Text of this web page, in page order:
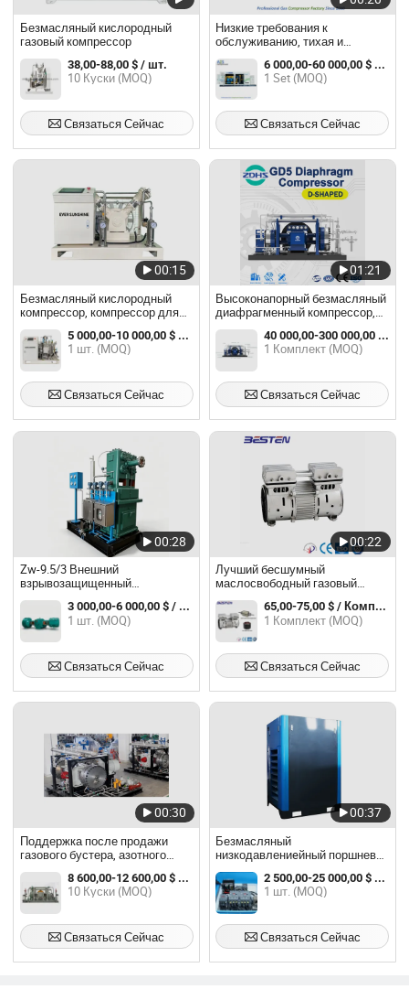
Безмасляный кислородный
газовый компрессор
38,00-88,00 $ / шт.
10 Куски (MOQ)
Связаться Сейчас
Низкие требования к
обслуживанию, тихая и
плавная работа 150bar
Безмасляный, высокопурный,
тяжелонагруженный
кислородный компрессор
6 000,00-60 000,00 $ / Set
1 Set (MOQ)
Связаться Сейчас
00:15
Безмасляный кислородный
компрессор, компрессор для
заполнения баллонов с
кислородом под высоким
давлением
5 000,00-10 000,00 $ / шт.
1 шт. (MOQ)
Связаться Сейчас
01:21
Высоконапорный безмасляный
диафрагменный компрессор,
гидравлический компрессор,
кислородный компрессор
40 000,00-300 000,00 $ / Комплект
1 Комплект (MOQ)
Связаться Сейчас
00:28
Zw-9.5/3 Внешний
взрывозащищенный
безмасляный кислородный
компрессор 9.5m3/Min 3.0MPa
110kw 3-Row 3-Stage для
промышленных газовых
заводов
3 000,00-6 000,00 $ / шт.
1 шт. (MOQ)
Связаться Сейчас
00:22
Лучший бесшумный
маслосвободный газовый
бустер кислородный
компрессор бустер азота
Компрессор 750W 1HP 12bar
AC380V/50Hz 220V-
240V/50Hz/60Hz
65,00-75,00 $ / Комплект
1 Комплект (MOQ)
Связаться Сейчас
00:30
Поддержка после продажи
газового бустера, азотного
завода, водорода 200 бар,
компрессора кислорода
8 600,00-12 600,00 $ / шт.
10 Куски (MOQ)
Связаться Сейчас
00:37
Безмасляный
низкодавлениeйный поршневой
компрессор кислорода
2 500,00-25 000,00 $ / шт.
1 шт. (MOQ)
Связаться Сейчас